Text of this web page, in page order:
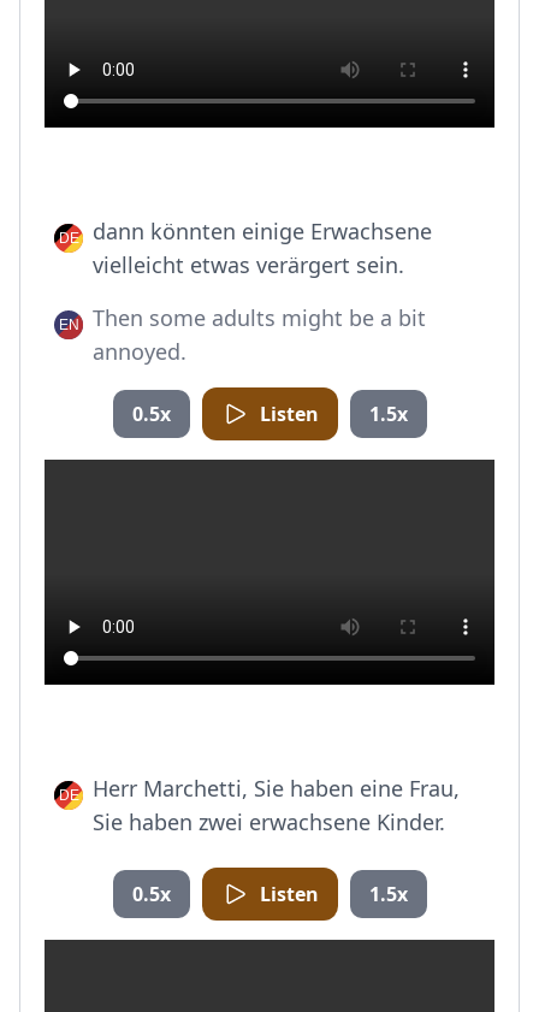
dann könnten einige Erwachsene
vielleicht etwas verärgert sein.
Then some adults might be a bit
annoyed.
0.5x Listen 1.5x
Herr Marchetti, Sie haben eine Frau,
Sie haben zwei erwachsene Kinder.
0.5x Listen 1.5x